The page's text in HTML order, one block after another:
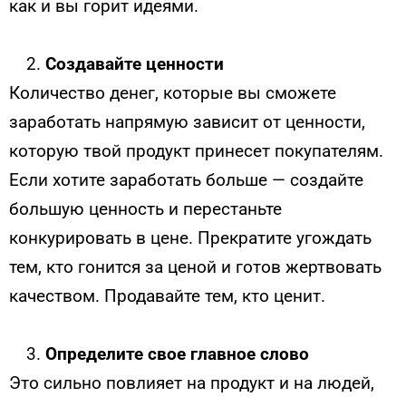
как и вы горит идеями.
Создавайте ценности
Количество денег, которые вы сможете
заработать напрямую зависит от ценности,
которую твой продукт принесет покупателям.
Если хотите заработать больше — создайте
большую ценность и перестаньте
конкурировать в цене. Прекратите угождать
тем, кто гонится за ценой и готов жертвовать
качеством. Продавайте тем, кто ценит.
Определите свое главное слово
Это сильно повлияет на продукт и на людей,